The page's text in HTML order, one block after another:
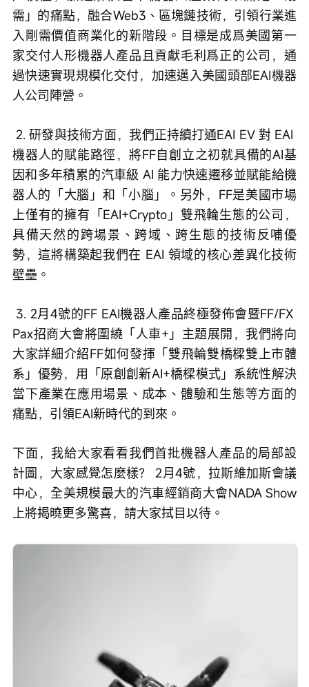
需」的痛點，融合Web3、區塊鏈技術，引領行業進
入剛需價值商業化的新階段。目標是成爲美國第一
家交付人形機器人產品且貢獻毛利爲正的公司，通
過快速實現規模化交付，加速邁入美國頭部EAI機器
人公司陣營。
機器人的賦能路徑，將FF自創立之初就具備的AI基
因和多年積累的汽車級 AI 能力快速遷移並賦能給機
器人的「大腦」和「小腦」。另外，FF是美國市場
上僅有的擁有「EAI+Crypto」雙飛輪生態的公司，
具備天然的跨場景、跨域、跨生態的技術反哺優
勢，這將構築起我們在 EAI 領域的核心差異化技術
壁壘。
Pax招商大會將圍繞「人車+」主題展開，我們將向
大家詳細介紹FF如何發揮「雙飛輪雙橋樑雙上市體
系」優勢，用「原創創新AI+橋樑模式」系統性解決
當下產業在應用場景、成本、體驗和生態等方面的
痛點，引領EAI新時代的到來。
下面，我給大家看看我們首批機器人產品的局部設
計圖，大家感覺怎麼樣？ 2月4號，拉斯維加斯會議
中心，全美規模最大的汽車經銷商大會NADA Show
上將揭曉更多驚喜，請大家拭目以待。